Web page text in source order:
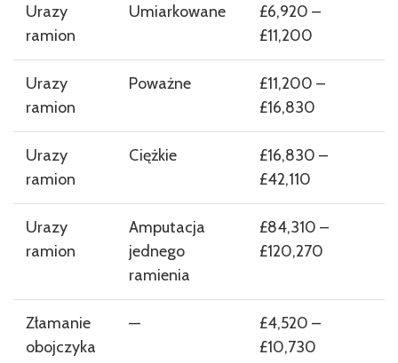
Urazy
ramion
Umiarkowane
£6,920 –
£11,200
Urazy
ramion
Poważne
£11,200 –
£16,830
Urazy
ramion
Ciężkie
£16,830 –
£42,110
Urazy
ramion
Amputacja
jednego
ramienia
£84,310 –
£120,270
Złamanie
obojczyka
—
£4,520 –
£10,730